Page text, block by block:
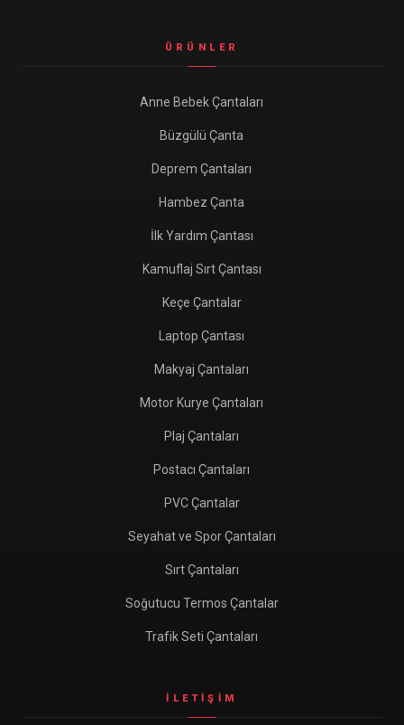
ÜRÜNLER
Anne Bebek Çantaları
Büzgülü Çanta
Deprem Çantaları
Hambez Çanta
İlk Yardım Çantası
Kamuflaj Sırt Çantası
Keçe Çantalar
Laptop Çantası
Makyaj Çantaları
Motor Kurye Çantaları
Plaj Çantaları
Postacı Çantaları
PVC Çantalar
Seyahat ve Spor Çantaları
Sırt Çantaları
Soğutucu Termos Çantalar
Trafik Seti Çantaları
İLETIŞIM